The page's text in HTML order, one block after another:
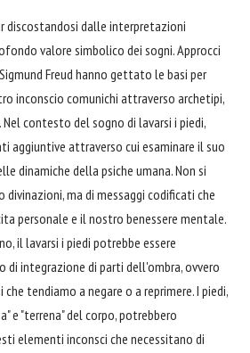
discostandosi dalle interpretazioni
valore simbolico dei sogni. Approcci
Freud hanno gettato le basi per
inconscio comunichi attraverso archetipi,
Nel contesto del sogno di lavarsi i piedi,
aggiuntive attraverso cui esaminare il suo
dinamiche della psiche umana. Non si
ma di messaggi codificati che
personale e il nostro benessere mentale.
il lavarsi i piedi potrebbe essere
integrazione di parti dell'ombra, ovvero
tendiamo a negare o a reprimere. I piedi,
e "terrena" del corpo, potrebbero
elementi inconsci che necessitano di